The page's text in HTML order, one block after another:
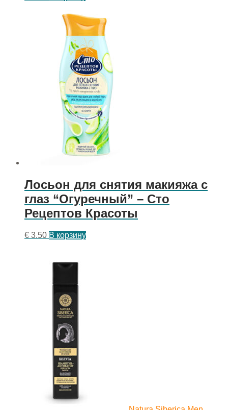
Лосьон для снятия макияжа с
глаз “Огуречный” – Сто
Рецептов Красоты
€ 3.50 В корзину